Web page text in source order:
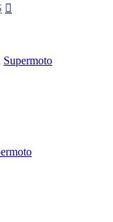
Supermoto